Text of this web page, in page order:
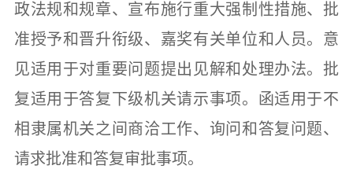
政法规和规章、宣布施行重大强制性措施、批
准授予和晋升衔级、嘉奖有关单位和人员。意
见适用于对重要问题提出见解和处理办法。批
复适用于答复下级机关请示事项。函适用于不
相隶属机关之间商洽工作、询问和答复问题、
请求批准和答复审批事项。